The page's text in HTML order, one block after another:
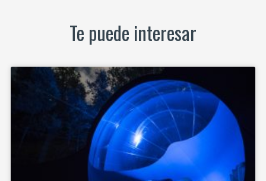
Te puede interesar